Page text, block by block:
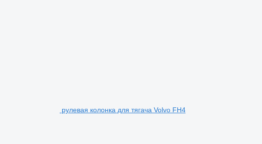
рулевая колонка для тягача Volvo FH4